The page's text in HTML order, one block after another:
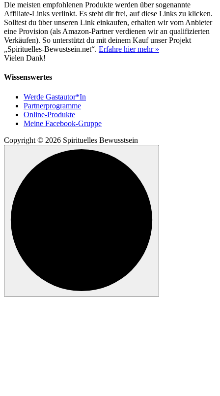
Die meisten empfohlenen Produkte werden über sogenannte
Affiliate-Links verlinkt. Es steht dir frei, auf diese Links zu klicken.
Solltest du über unseren Link einkaufen, erhalten wir vom Anbieter
eine Provision (als Amazon-Partner verdienen wir an qualifizierten
Verkäufen). So unterstützt du mit deinem Kauf unser Projekt
„Spirituelles-Bewustsein.net“. Erfahre hier mehr »
Vielen Dank!
Wissenswertes
Werde Gastautor*In
Partnerprogramme
Online-Produkte
Meine Facebook-Gruppe
Copyright © 2026 Spirituelles Bewusstsein